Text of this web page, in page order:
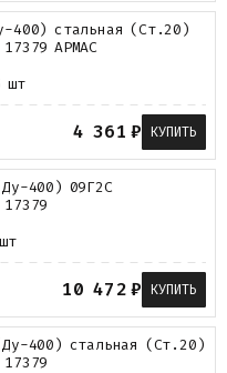
шт
400) стальная (Ст.20)
АРМАС
4 361 ₽ КУПИТЬ
400) 09Г2С
10 472₽ КУПИТЬ
400) стальная (Ст.20)